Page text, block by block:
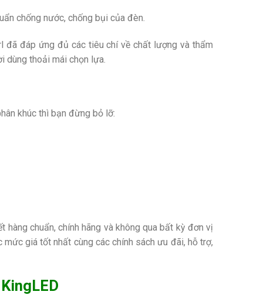
chống nước, chống bụi của đèn.
đã đáp ứng đủ các tiêu chí về chất lượng và thẩm
dùng thoải mái chọn lựa.
khúc thì bạn đừng bỏ lỡ:
chuẩn, chính hãng và không qua bất kỳ đơn vị
giá tốt nhất cùng các chính sách ưu đãi, hỗ trợ,